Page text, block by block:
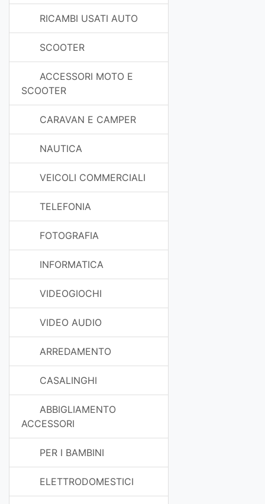
RICAMBI USATI AUTO
SCOOTER
ACCESSORI MOTO E
SCOOTER
CARAVAN E CAMPER
NAUTICA
VEICOLI COMMERCIALI
TELEFONIA
FOTOGRAFIA
INFORMATICA
VIDEOGIOCHI
VIDEO AUDIO
ARREDAMENTO
CASALINGHI
ABBIGLIAMENTO
ACCESSORI
PER I BAMBINI
ELETTRODOMESTICI